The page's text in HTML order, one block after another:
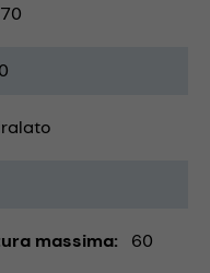
70
massima 60